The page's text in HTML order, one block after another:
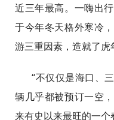
近三年最高。一嗨出
于今年冬天格外寒冷
游三重因素，造就了虎
“不仅仅是海口、
辆几乎都被预订一空
来有史以来最旺的一个